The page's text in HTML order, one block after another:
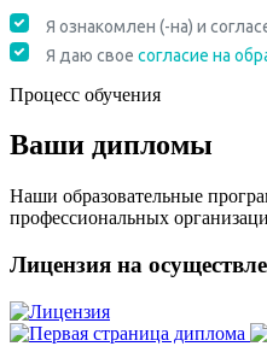
Процесс обучения
Ваши дипломы
Наши образовательные
профессиональных
Лицензия на